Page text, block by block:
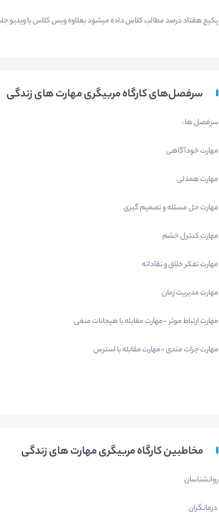
پکیج هفتاد درصد مطالب کلاس داده میشود بعلاوه ویس کلاس یا ویدیو
سرفصل‌های کارگاه مربیگری مهارت های زندگی
سرفصل ها :
مهارت خودآگاهی
مهارت همدلی
مهارت حل مسئله و تصمیم گیری
مهارت کنترل خشم
مهارت تفکر خلاق و نقادانه
مهارت مدیریت زمان
مهارت ارتباط موثر -مهارت مقابله با هیجانات منفی
مهارت جرات مندی -مهارت مقابله با استرس
مخاطبین کارگاه مربیگری مهارت های زندگی
روانشناسان
درمانگران